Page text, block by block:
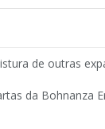
de outras
da Bohnanza